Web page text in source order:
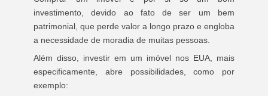
investimento, devido ao fato de ser um bem
patrimonial, que perde valor a longo prazo e engloba
a necessidade de moradia de muitas pessoas.
Além disso, investir em um imóvel nos EUA, mais
especificamente, abre possibilidades, como por
exemplo: